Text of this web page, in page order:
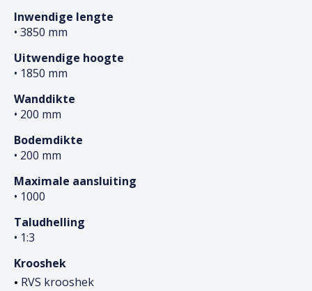
Inwendige lengte
• 3850 mm
Uitwendige hoogte
• 1850 mm
Wanddikte
• 200 mm
Bodemdikte
• 200 mm
Maximale aansluiting
• 1000
Taludhelling
• 1:3
Krooshek
RVS krooshek